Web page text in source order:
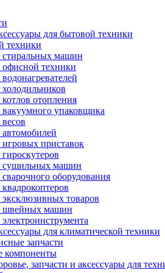
для бытовой техники
техники
стиральных машин
офисной техники
холодильников
котлов отопления
вакуумного упаковщика
автомобилей
игровых приставок
сушильных машин
сварочного оборудования
эксклюзивных товаров
швейных машин
для климатической техники
запчасти
компоненты
запчасти и аксессуары для